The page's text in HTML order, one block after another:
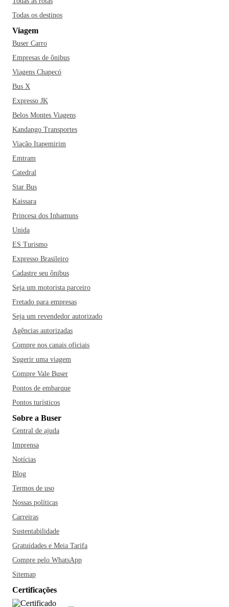
Todas os destinos
Viagem
Buser Carro
Empresas de ônibus
Viagens Chapecó
Bus X
Expresso JK
Belos Montes Viagens
Kandango Transportes
Viação Itapemirim
Emtram
Catedral
Star Bus
Kaissara
Princesa dos Inhamuns
Unida
ES Turismo
Expresso Brasileiro
Cadastre seu ônibus
Seja um motorista parceiro
Fretado para empresas
Seja um revendedor autorizado
Agências autorizadas
Compre nos canais oficiais
Sugerir uma viagem
Compre Vale Buser
Pontos de embarque
Pontos turísticos
Sobre a Buser
Central de ajuda
Imprensa
Notícias
Blog
Termos de uso
Nossas políticas
Carreiras
Sustentabilidade
Gratuidades e Meia Tarifa
Compre pelo WhatsApp
Sitemap
Certificações